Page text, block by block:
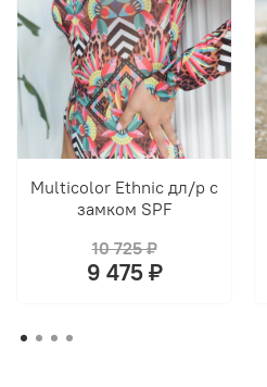
Multicolor Ethnic дл/р c
замком SPF
10 725 ₽
9 475 ₽